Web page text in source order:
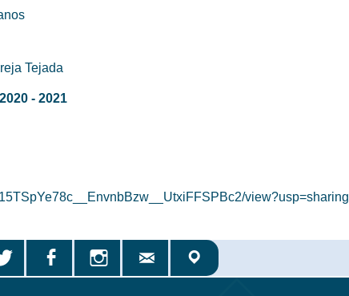
Tejada
- 2021
view?usp=sharing